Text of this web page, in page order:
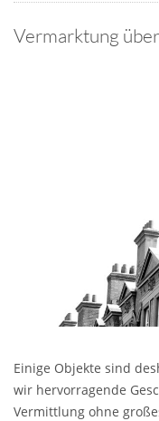
Vermarktung
Einige Objekte sind
wir hervorragende
Vermittlung ohne